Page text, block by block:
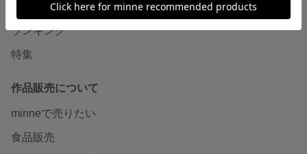
ショップをさがす
ランキング
特集
作品販売について
minneで売りたい
食品販売